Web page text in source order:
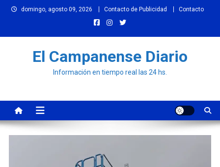
Skip
domingo, agosto 09, 2026 Contacto de Publicidad Contacto
El Campanense Diario
Información en tiempo real las 24 hs.